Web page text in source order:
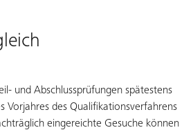
und Abschlussprüfungen spätestens
Vorjahres des Qualifikationsverfahrens
eingereichte Gesuche können